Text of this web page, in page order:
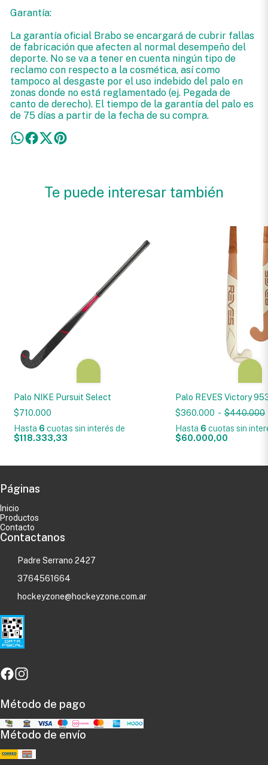
Garantía:
La garantía oficial Brabo se encargará de cubrir fallas
de fabricación que afecten al normal desempeño del
deporte. No se va a tener en cuenta ningún tipo de
reclamo con respecto a la cosmética, así como
tampoco al desgaste por el uso indebido del palo en
zonas donde no está reglamentado (ej. Pegada de
canto de derecho). El tiempo de la garantía del palo es
de 75 días a partir de la fecha de su compra.
Te puede interesar también
Palo NIKE Pursuit Select
$710.000
Hasta 6 cuotas sin interés de
$118.333,33
Palo REVES Victory
$360.000 - $440.000
Hasta 6 cuotas sin
$60.000,00
Páginas
Inicio
Productos
Contacto
Contactanos
Padre Serrano 2427
3764561664
hockeyzone@hockeyzone.com.ar
Método de pago
Método de envío